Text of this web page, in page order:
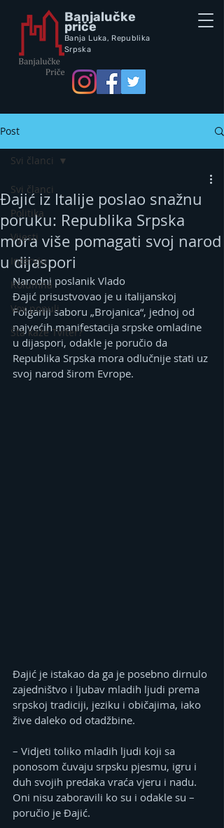
Banjalučke
priče
Banja Luka, Republika
Srpska
Post
Svi članci
Politika
Vijesti
Intervju
Kolumna
Vox populi
Šta kaže Tviter?
Svi članci
Đajić iz Italije poslao snažnu
poruku: Republika Srpska
mora više pomagati svoj narod
u dijaspori
Narodni poslanik Vlado
Đajić prisustvovao je u italijanskoj
Folgariji saboru „Brojanica“, jednoj od
najvećih manifestacija srpske omladine
u dijaspori, odakle je poručio da
Republika Srpska mora odlučnije stati uz
svoj narod širom Evrope.
Đajić je istakao da ga je posebno dirnulo
zajedništvo i ljubav mladih ljudi prema
srpskoj tradiciji, jeziku i običajima, iako
žive daleko od otadžbine.
– Vidjeti toliko mladih ljudi koji sa
ponosom čuvaju srpsku pjesmu, igru i
duh svojih predaka vraća vjeru i nadu.
Oni nisu zaboravili ko su i odakle su –
poručio je Đajić.